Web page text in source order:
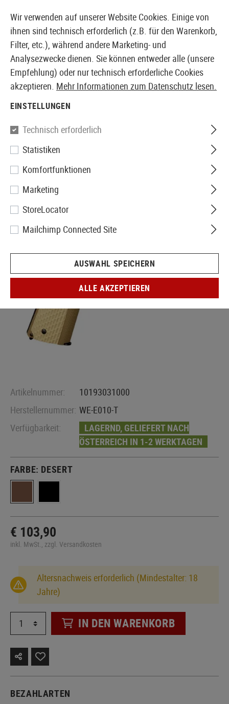
EUROPÄISCHER AIRSOFT SHOP & GROßHÄNDLER
WE
Desert Warrior 5.1 Full Metal
GBB
Artikelnummer:
10193031000
Herstellernummer: WE-E010-T
Verfügbarkeit:
LAGERND, GELIEFERT NACH
ÖSTERREICH IN 1-2 WERKTAGEN
FARBE: DESERT
€ 103,90
inkl. MwSt., zzgl. Versandkosten
Altersnachweis erforderlich (Mindestalter: 18
Jahre)
IN DEN WARENKORB
BEZAHLARTEN
Wir verwenden auf unserer Website Cookies. Einige von
ihnen sind technisch erforderlich (z.B. für den Warenkorb,
Filter, etc.), während andere Marketing- und
Analysezwecke dienen. Sie können entweder alle (unsere
Empfehlung) oder nur technisch erforderliche Cookies
akzeptieren. Mehr Informationen zum Datenschutz lesen.
EINSTELLUNGEN
Technisch erforderlich
Statistiken
Komfortfunktionen
Marketing
StoreLocator
Mailchimp Connected Site
AUSWAHL SPEICHERN
ALLE AKZEPTIEREN